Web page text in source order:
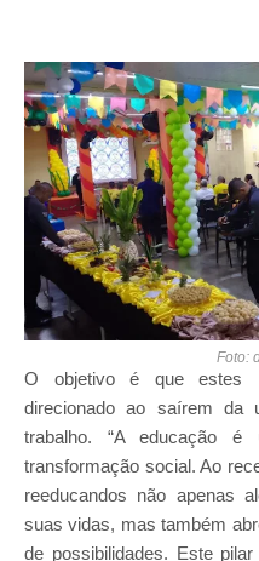
Foto:
O objetivo é que estes
direcionado ao saírem da
trabalho. “A educação é
transformação social. Ao
reeducandos não apenas
suas vidas, mas também
de possibilidades. Este